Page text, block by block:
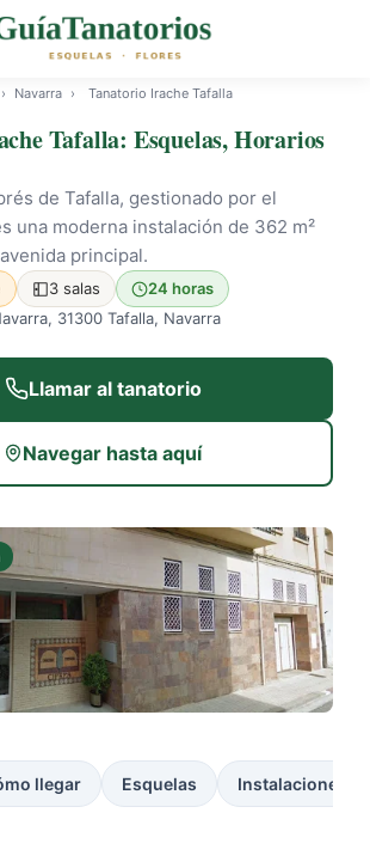
› Navarra › Tanatorio Irache Tafalla
Tafalla: Esquelas, Horarios
de Tafalla, gestionado por el
una moderna instalación de 362 m²
principal.
3 salas
24 horas
31300 Tafalla, Navarra
Llamar al tanatorio
Navegar hasta aquí
llegar Esquelas Instalaciones